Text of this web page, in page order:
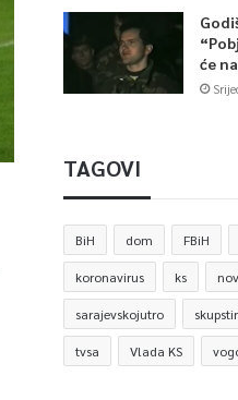
će
TAGOVI
BiH dom FBiH
koronavirus ks
sarajevskojutro
tvsa Vlada KS